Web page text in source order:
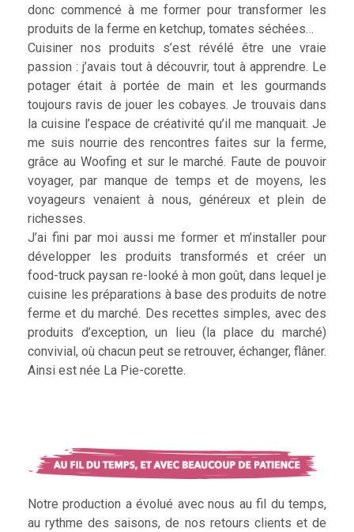
donc commencé à me former pour transformer les
produits de la ferme en ketchup, tomates séchées…
Cuisiner nos produits s’est révélé être une vraie
passion : j’avais tout à découvrir, tout à apprendre. Le
potager était à portée de main et les gourmands
toujours ravis de jouer les cobayes. Je trouvais dans
la cuisine l’espace de créativité qu’il me manquait. Je
me suis nourrie des rencontres faites sur la ferme,
grâce au Woofing et sur le marché. Faute de pouvoir
voyager, par manque de temps et de moyens, les
voyageurs venaient à nous, généreux et plein de
richesses.
J’ai fini par moi aussi me former et m’installer pour
développer les produits transformés et créer un
food-truck paysan re-looké à mon goût, dans lequel je
cuisine les préparations à base des produits de notre
ferme et du marché. Des recettes simples, avec des
produits d’exception, un lieu (la place du marché)
convivial, où chacun peut se retrouver, échanger, flâner.
Ainsi est née La Pie-corette.
Notre production a évolué avec nous au fil du temps,
au rythme des saisons, de nos retours clients et de